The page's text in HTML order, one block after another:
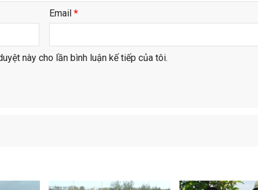
Email*
này cho lần bình luận kế tiếp của tôi.